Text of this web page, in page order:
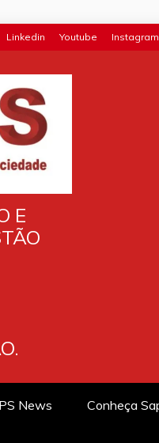
Linkedin Youtube Instagram
E
News Conheça